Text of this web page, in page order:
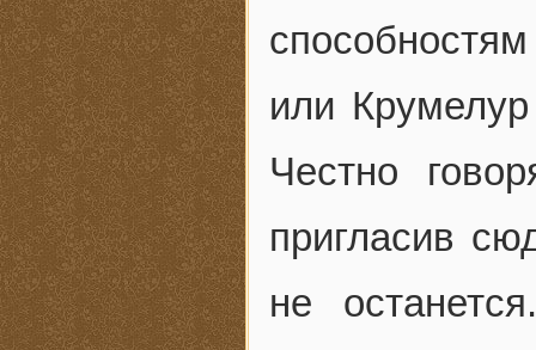
или
Честно
пригласив
не